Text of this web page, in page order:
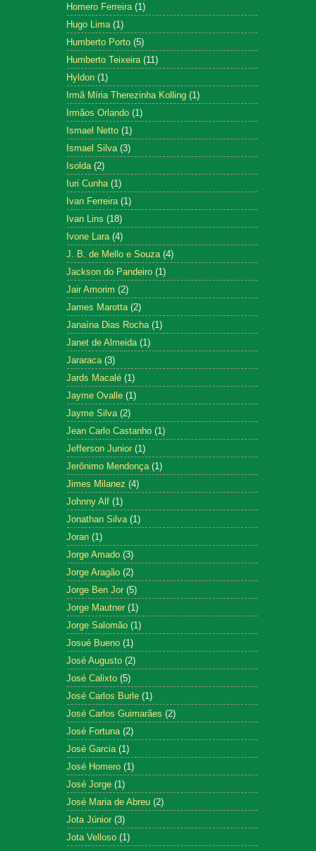
Homero Ferreira (1)
Hugo Lima (1)
Humberto Porto (5)
Humberto Teixeira (11)
Hyldon (1)
Irmã Míria Therezinha Kolling (1)
Irmãos Orlando (1)
Ismael Netto (1)
Ismael Silva (3)
Isolda (2)
Iuri Cunha (1)
Ivan Ferreira (1)
Ivan Lins (18)
Ivone Lara (4)
J. B. de Mello e Souza (4)
Jackson do Pandeiro (1)
Jair Amorim (2)
James Marotta (2)
Janaína Dias Rocha (1)
Janet de Almeida (1)
Jararaca (3)
Jards Macalé (1)
Jayme Ovalle (1)
Jayme Silva (2)
Jean Carlo Castanho (1)
Jefferson Junior (1)
Jerônimo Mendonça (1)
Jimes Milanez (4)
Johnny Alf (1)
Jonathan Silva (1)
Joran (1)
Jorge Amado (3)
Jorge Aragão (2)
Jorge Ben Jor (5)
Jorge Mautner (1)
Jorge Salomão (1)
Josué Bueno (1)
José Augusto (2)
José Calixto (5)
José Carlos Burle (1)
José Carlos Guimarães (2)
José Fortuna (2)
José Garcia (1)
José Homero (1)
José Jorge (1)
José Maria de Abreu (2)
Jota Júnior (3)
Jota Velloso (1)